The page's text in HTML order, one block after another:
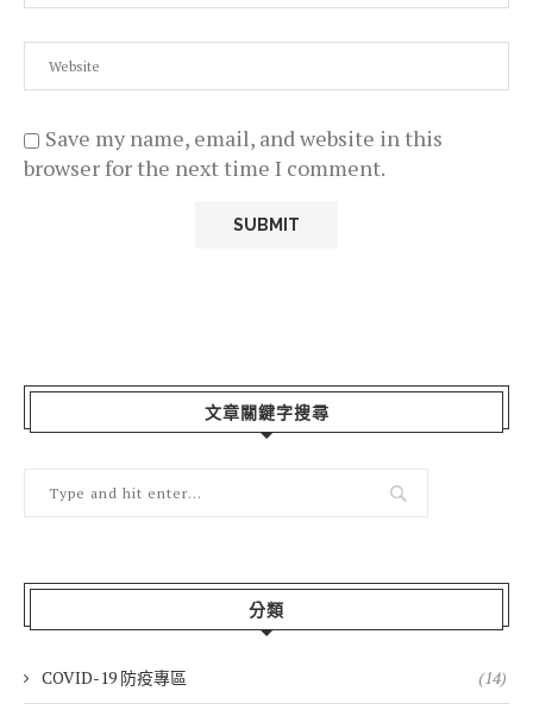
Save my name, email, and website in this
browser for the next time I comment.
文章關鍵字搜尋
分類
COVID-19 防疫專區 (14)